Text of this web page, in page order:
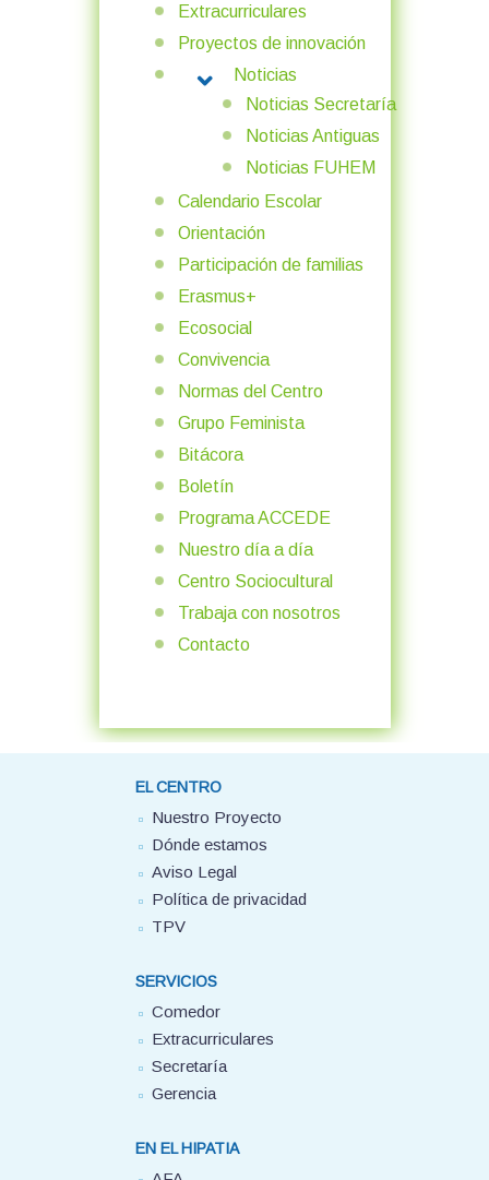
Extracurriculares
Proyectos de innovación
Noticias
MORE ABOUT: NOTICIAS
Noticias Secretaría
Noticias Antiguas
Noticias FUHEM
Calendario Escolar
Orientación
Participación de familias
Erasmus+
Ecosocial
Convivencia
Normas del Centro
Grupo Feminista
Bitácora
Boletín
Programa ACCEDE
Nuestro día a día
Centro Sociocultural
Trabaja con nosotros
Contacto
EL CENTRO
Nuestro Proyecto
Dónde estamos
Aviso Legal
Política de privacidad
TPV
SERVICIOS
Comedor
Extracurriculares
Secretaría
Gerencia
EN EL HIPATIA